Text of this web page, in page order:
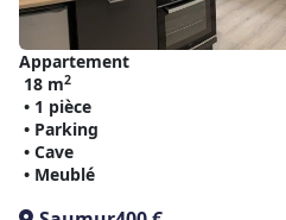
Appartement
18 m2
• 1 pièce
• Parking
• Cave
• Meublé